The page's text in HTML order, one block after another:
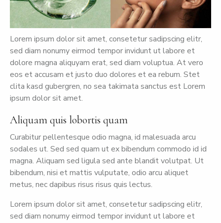
Lorem ipsum dolor sit amet, consetetur sadipscing elitr,
sed diam nonumy eirmod tempor invidunt ut labore et
dolore magna aliquyam erat, sed diam voluptua. At vero
eos et accusam et justo duo dolores et ea rebum. Stet
clita kasd gubergren, no sea takimata sanctus est Lorem
ipsum dolor sit amet.
Aliquam quis lobortis quam
Curabitur pellentesque odio magna, id malesuada arcu
sodales ut. Sed sed quam ut ex bibendum commodo id id
magna. Aliquam sed ligula sed ante blandit volutpat. Ut
bibendum, nisi et mattis vulputate, odio arcu aliquet
metus, nec dapibus risus risus quis lectus.
Lorem ipsum dolor sit amet, consetetur sadipscing elitr,
sed diam nonumy eirmod tempor invidunt ut labore et